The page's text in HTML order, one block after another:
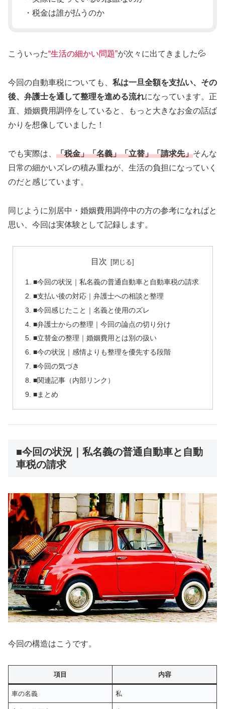
・税金は誰が払うのか
こういった“生活の細かい問題”が次々に出てきました💦
今回の自動車税についても、 私は一旦全額を支払い、その
後、弁護士を通して整理を進める流れになっています。正
直、婚姻費用調停をしていると、もっと大きなお金の話ば
かりを想像していました！
でも実際は、 「税金」「名義」「立替」「請求先」そんな
日常の細かいズレの積み重ねが、生活の負担になっていく
のだと感じています。
同じように別居中・婚姻費用調停中の方の参考になればと
思い、今回は実体験として記録します。
目次
■今回の状況｜私名義の普通自動車と自動車税の請求
■支払い後の対応｜弁護士への相談と整理
■今回感じたこと｜名義と使用のズレ
■弁護士からの整理｜今回の論点の切り分け
■立替金の整理｜婚姻費用とは別の扱い
■今の状況｜感情よりも整理を優先する段階
■今回の気づき
■関連記事（内部リンク）
■まとめ
■今回の状況｜私名義の普通自動車と自動
車税の請求
今回の構造はこうです。
項目 内容
車の名義 私